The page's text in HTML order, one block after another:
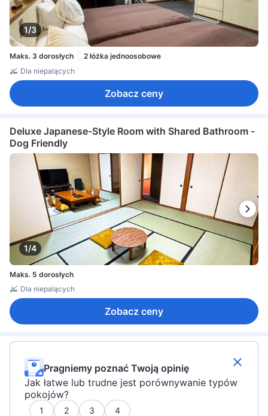
1/3
Maks. 3 dorosłych
2 łóżka jednoosobowe
Dla niepalących
Zobacz ceny
Deluxe Japanese-Style Room with Shared Bathroom -
Dog Friendly
1/4
Maks. 5 dorosłych
Dla niepalących
Zobacz ceny
Pragniemy poznać Twoją opinię
Jak łatwe lub trudne jest porównywanie typów
pokojów?
1 2 3
4